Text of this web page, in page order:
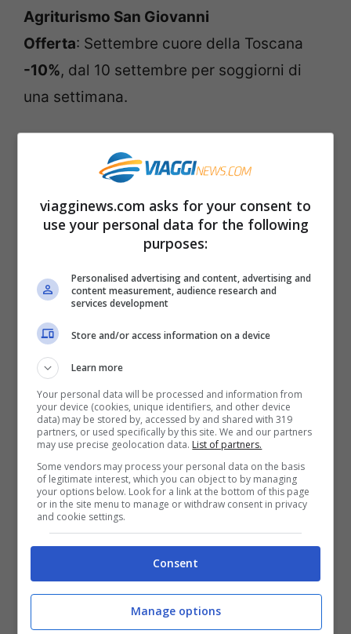
Agriturismo San Giovanni
Offerta: Settembre cuore della Toscana
-10%, dal 10 settembre per soggiorni di
una settimana.
verdi colline della Toscana in una
posizione centrale, da cui è possibile
raggiungere facilmente le più belle città
d’arte come Siena, Firenze, Arezzo, Lucca,
Pisa, San Gimignano. Con piscina
panoramica.
Force (Ascoli Piceno) – Marche
Agriturismo Ramusè
Offerta: Marche, tra mare e tartufo. Su un
minimo di 3 notti: aperitivo speciale in
OMAGGIO. Su un minimo di 7 notti:
aperitivo speciale + truffle experience in
OMAGGIO.
Agriturismo Ramusè è situato nella zona
magica del tartufo sulle colline
marchigiane, in posizione panoramica. Si
viagginews.com asks for your consent to
use your personal data for the following
purposes:
Personalised advertising and content, advertising and
content measurement, audience research and
services development
Store and/or access information on a device
Learn more
Your personal data will be processed and information from
your device (cookies, unique identifiers, and other device
data) may be stored by, accessed by and shared with 319
partners, or used specifically by this site. We and our partners
may use precise geolocation data. List of partners.
Some vendors may process your personal data on the basis
of legitimate interest, which you can object to by managing
your options below. Look for a link at the bottom of this page
or in the site menu to manage or withdraw consent in privacy
and cookie settings.
Consent
Manage options